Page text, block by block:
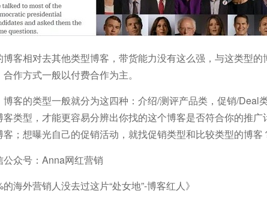
博客相对去其他类型博客，带货能力没有这么强，与这类型
作方式一般以付费合作为主。
客的类型一般就分为这四种：介绍/测评产品类，促销/Deal
类型，才能更容易分辨出你找的这个博客是否符合你的推
；想曝光自己的促销活动，就找促销类型和比较类型的博客
公众号 ：Anna网红营销
海外营销人没去过这片“处女地”-博客红人》